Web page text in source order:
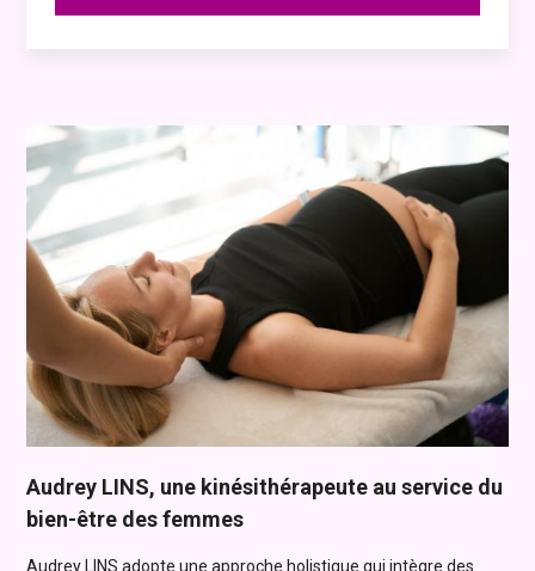
Audrey LINS, une kinésithérapeute au service du
bien-être des femmes
Audrey LINS adopte une approche holistique qui intègre des